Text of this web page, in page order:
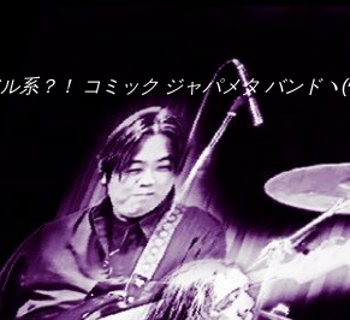
系？！ コミック ジャパメタ バンドヽ